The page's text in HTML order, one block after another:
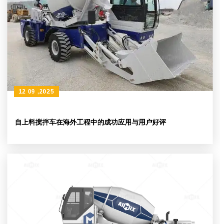
自上料搅拌车在海外工程中的成功应用与用户好评
12 09 ,2025